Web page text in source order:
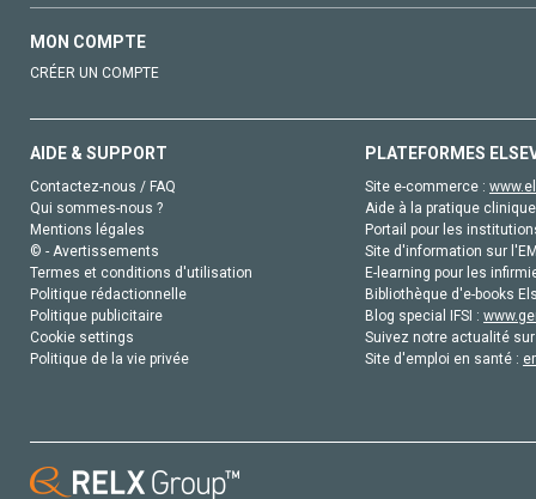
MON COMPTE
CRÉER UN COMPTE
AIDE & SUPPORT
Contactez-nous / FAQ
Qui sommes-nous ?
Mentions légales
© - Avertissements
Termes et conditions d'utilisation
Politique rédactionnelle
Politique publicitaire
Cookie settings
Politique de la vie privée
PLATEFORMES
Site e-commerce :
Aide à la pratique
Portail pour les
Site d'information sur
E-learning pour les
Bibliothèque d'e-books
Blog special IFSI :
Suivez notre actualité
Site d'emploi en santé :